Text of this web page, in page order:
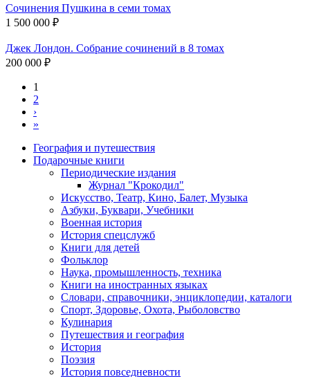
Сочинения Пушкина в семи томах
1 500 000 ₽
Джек Лондон. Собрание сочинений в 8 томах
200 000 ₽
Нумерация
страниц
1
2
›
страница
»
Разделы
каталога
География и путешествия
Подарочные книги
Периодические издания
Журнал "Крокодил"
Искусство, Театр, Кино, Балет, Музыка
Азбуки, Буквари, Учебники
Военная история
История спецслужб
Книги для детей
Фольклор
Наука, промышленность, техника
Книги на иностранных языках
Словари, справочники, энциклопедии, каталоги
Спорт, Здоровье, Охота, Рыболовство
Кулинария
Путешествия и география
История
Поэзия
История повседневности